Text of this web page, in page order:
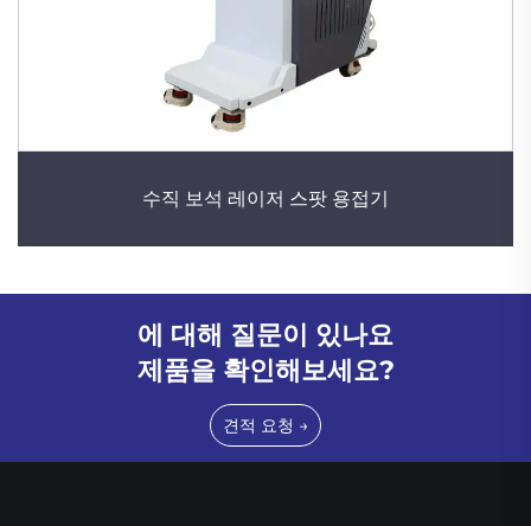
수직 보석 레이저 스팟 용접기
에 대해 질문이 있나요
제품을 확인해보세요?
견적 요청 →